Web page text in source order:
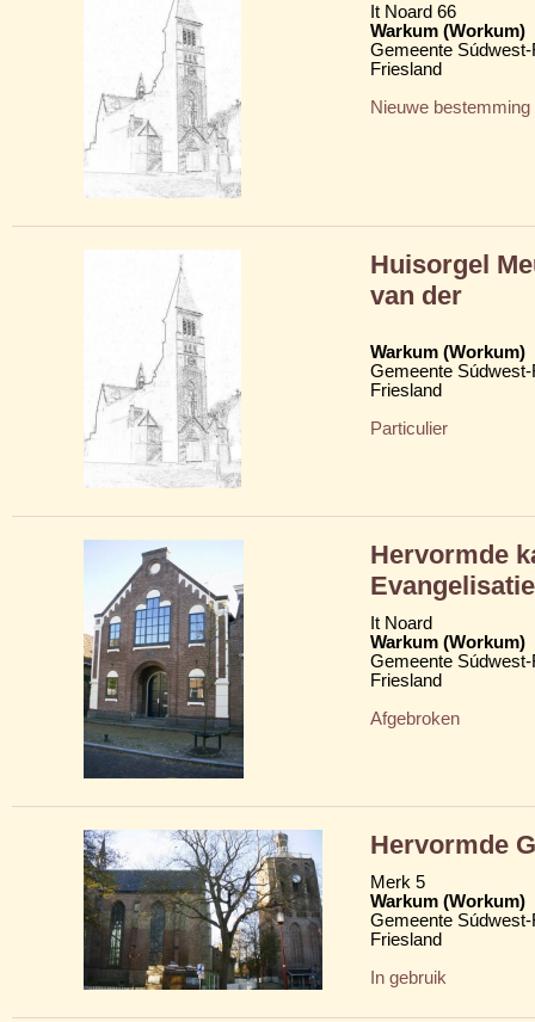
It Noard 66
Warkum (Workum)
Gemeente
Friesland
Nieuwe bestemming
Huisorgel
van der
Warkum (Workum)
Gemeente
Friesland
Particulier
Hervormde
It Noard
Warkum (Workum)
Gemeente
Friesland
Afgebroken
Hervormde
Merk 5
Warkum (Workum)
Gemeente
Friesland
In gebruik